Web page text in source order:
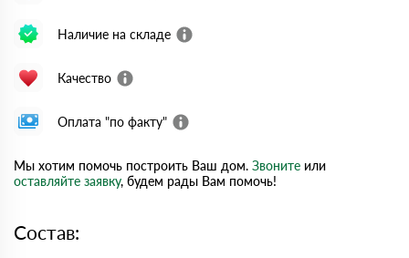
Наличие на складе
Качество
Оплата "по факту"
Мы хотим помочь построить Ваш дом. Звоните или
оставляйте заявку, будем рады Вам помочь!
Состав: